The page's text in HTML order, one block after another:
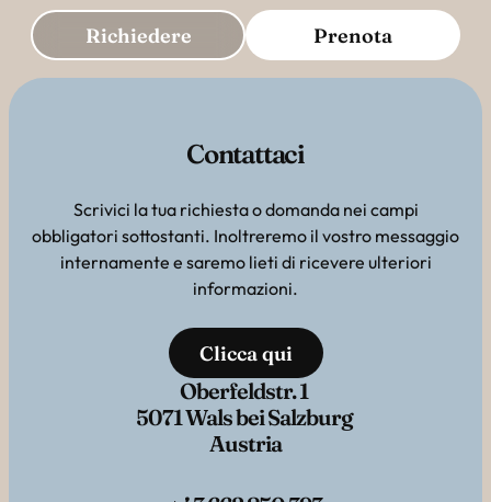
Richiedere Prenota
Contattaci
Scrivici la tua richiesta o domanda nei campi
obbligatori sottostanti. Inoltreremo il vostro messaggio
internamente e saremo lieti di ricevere ulteriori
informazioni.
Clicca qui
Oberfeldstr. 1
5071 Wals bei Salzburg
Austria